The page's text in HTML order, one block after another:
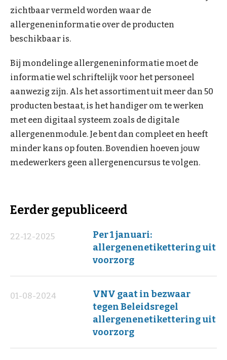
zichtbaar vermeld worden waar de
allergeneninformatie over de producten
beschikbaar is.
Bij mondelinge allergeneninformatie moet de
informatie wel schriftelijk voor het personeel
aanwezig zijn. Als het assortiment uit meer dan 50
producten bestaat, is het handiger om te werken
met een digitaal systeem zoals de digitale
allergenenmodule. Je bent dan compleet en heeft
minder kans op fouten. Bovendien hoeven jouw
medewerkers geen allergenencursus te volgen.
Eerder gepubliceerd
Per 1 januari:
allergenenetikettering uit
voorzorg
22-12-2025
VNV gaat in bezwaar
tegen Beleidsregel
allergenenetikettering uit
voorzorg
01-08-2024